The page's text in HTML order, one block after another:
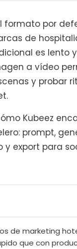
formato por
de
es lento
a vídeo
y probar
Kubeez
prompt,
y export para
de marketing
que con